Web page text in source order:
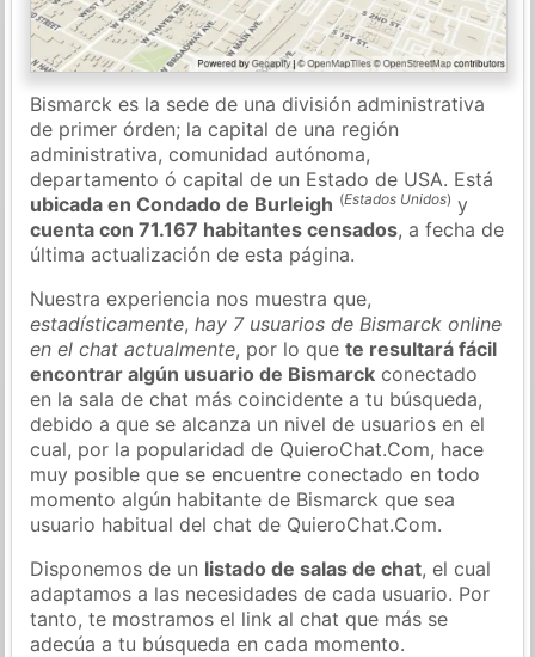
Bismarck es la sede de una división administrativa
de primer órden; la capital de una región
administrativa, comunidad autónoma,
departamento ó capital de un Estado de USA. Está
ubicada en Condado de Burleigh (Estados Unidos) y
cuenta con 71.167 habitantes censados, a fecha de
última actualización de esta página.
Nuestra experiencia nos muestra que,
estadísticamente,hay 7 usuarios de Bismarck online
en el chat actualmente, por lo quete resultará fácil
encontrar algún usuario de Bismarck conectado
en la sala de chat más coincidente a tu búsqueda,
debido a que se alcanza un nivel de usuarios en el
cual, por la popularidad de QuieroChat.Com, hace
muy posible que se encuentre conectado en todo
momento algún habitante de Bismarck que sea
usuario habitual del chat de QuieroChat.Com.
Disponemos de un listado de salas de chat, el cual
adaptamos a las necesidades de cada usuario. Por
tanto, te mostramos el link al chat que más se
adecúa a tu búsqueda en cada momento.